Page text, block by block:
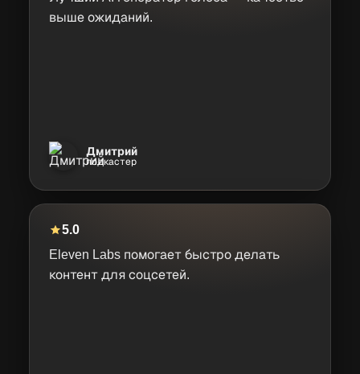
выше ожиданий.
Дмитрий
подкастер
5.0
Eleven Labs помогает быстро делать
контент для соцсетей.